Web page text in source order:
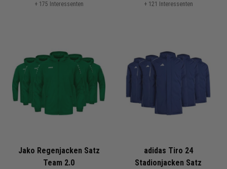
+ 175 Interessenten + 121 Interessenten
Jako Regenjacken Satz
Team 2.0
adidas Tiro 24
Stadionjacken Satz